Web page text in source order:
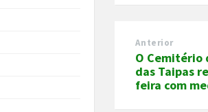
Anterior
O Cemitério
das Taipas
feira com